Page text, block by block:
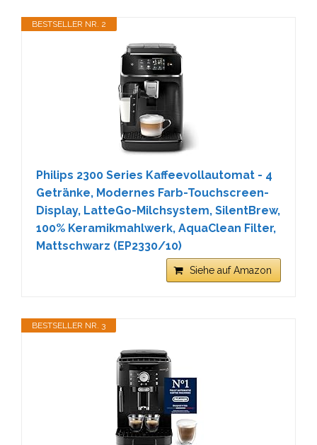
BESTSELLER NR. 2
Philips 2300 Series Kaffeevollautomat - 4
Getränke, Modernes Farb-Touchscreen-
Display, LatteGo-Milchsystem, SilentBrew,
100% Keramikmahlwerk, AquaClean Filter,
Mattschwarz (EP2330/10)
Siehe auf Amazon
BESTSELLER NR. 3